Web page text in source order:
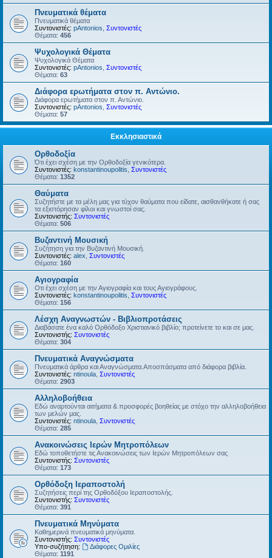
Πνευματικά θέματα
Πνευματικά θέματα
Συντονιστές: pAntonios Συντονιστές
Θέματα: 456
Ψυχολογικά Θέματα
Ψυχολογικά Θέματα
Συντονιστές: pAntonios Συντονιστές
Θέματα: 63
Διάφορα ερωτήματα στον π. Αντώνιο.
Διάφορα ερωτήματα στον π. Αντώνιο.
Συντονιστές: pAntonios Συντονιστές
Θέματα: 57
Εκκλησιαστικά
Ορθοδοξία
Ότι έχει σχέση με την Ορθοδοξία γενικότερα.
Συντονιστές: konstantinoupolitis Συντονιστές
Θέματα: 1352
Θαύματα
Συζητήστε με τα μέλη μας για τύχον θαύματα που είδατε, αισθανθήκατε ή σας
τα εξιστόρησαν φίλοι και γνωστοί σας.
Συντονιστής: Συντονιστές
Θέματα: 506
Βυζαντινή Μουσική
Συζήτηση για την Βυζαντινή Μουσική.
Συντονιστές: alex Συντονιστές
Θέματα: 160
Αγιογραφία
Οτι έχει σχέση με την Αγιογραφία και τους Αγιογράφους.
Συντονιστές: konstantinoupolitis Συντονιστές
Θέματα: 156
Λέσχη Αναγνωστών - Βιβλιοπροτάσεις
Διαβάσατε ένα καλό Ορθόδοξο Χριστιανικό βιβλίο; προτείνετε το και σε μας.
Συντονιστής: Συντονιστές
Θέματα: 304
Πνευματικά Αναγνώσματα
Πνευματικά άρθρα και Αναγνώσματα.Αποσπάσματα από διάφορα βιβλία.
Συντονιστές: ntinoula Συντονιστές
Θέματα: 2903
Αλληλοβοήθεια
Εδώ αναρτούνται αιτήματα & προσφορές βοηθείας με στόχο την αλληλοβοήθεια
των μελών μας.
Συντονιστές: ntinoula Συντονιστές
Θέματα: 285
Ανακοινώσεις Ιερών Μητροπόλεων
Εδώ τοποθετήστε τις Ανακοινώσεις των Ιερών Μητροπόλεων σας
Συντονιστής: Συντονιστές
Θέματα: 173
Ορθόδοξη Ιεραποστολή
Συζητήσεις περί της Ορθοδόξου Ιεραποστολής.
Συντονιστής: Συντονιστές
Θέματα: 391
Πνευματικά Μηνύματα
Καθημερινά πνευματικά μηνύματα.
Συντονιστής: Συντονιστές
Υπο-συζήτηση:
Διάφορες Ομιλίες
Θέματα: 1191